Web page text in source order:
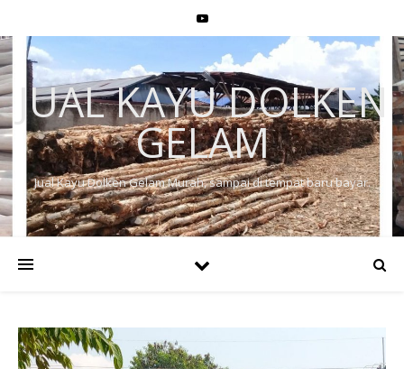
JUAL KAYU DOLKEN
GELAM
Jual Kayu Dolken Gelam Murah, sampai di tempat baru bayar.